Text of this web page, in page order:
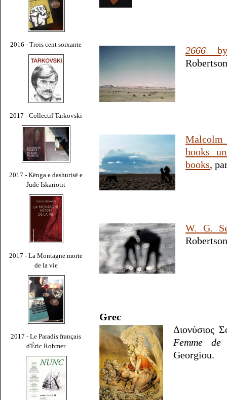
2016 - Trois cent soixante
2017 - Collectif Tarkovski
2017 - Kënga e dashurisë e
Judë Iskariotit
2017 - La Montagne morte
de la vie
2017 - Le Paradis français
d'Éric Rohmer
2666 by
books
books,
W. G.
Grec
Διονύσιος
Femme de
Georgiou.